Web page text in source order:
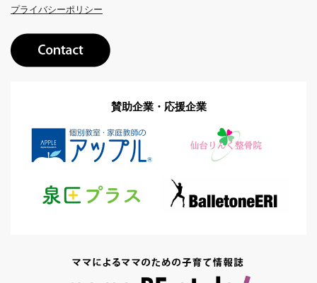
プライバシーポリシー
賛助企業・応援企業